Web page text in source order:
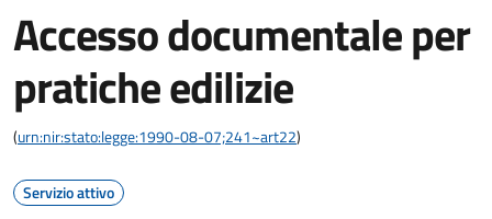
Accesso documentale per
pratiche edilizie
(urn:nir:stato:legge:1990-08-07;241~art22)
Servizio attivo